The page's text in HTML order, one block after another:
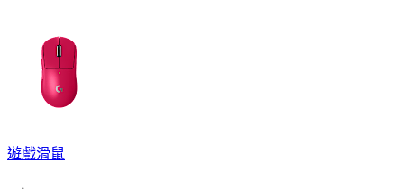
遊戲滑鼠